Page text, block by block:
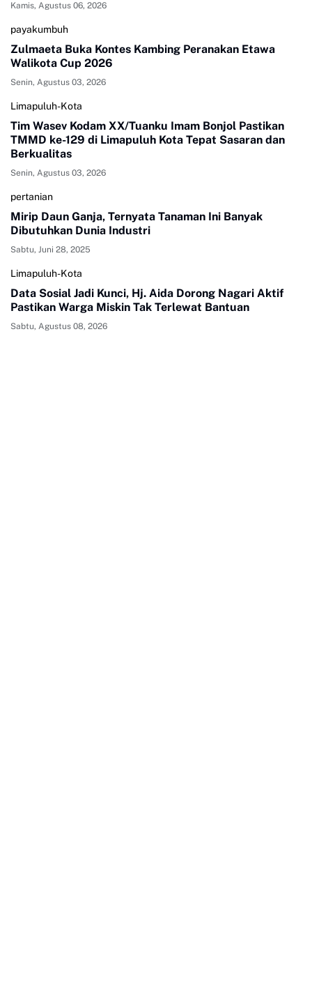
Kamis, Agustus 06, 2026
payakumbuh
Zulmaeta Buka Kontes Kambing Peranakan Etawa
Walikota Cup 2026
Senin, Agustus 03, 2026
Limapuluh-Kota
Tim Wasev Kodam XX/Tuanku Imam Bonjol Pastikan
TMMD ke-129 di Limapuluh Kota Tepat Sasaran dan
Berkualitas
Senin, Agustus 03, 2026
pertanian
Mirip Daun Ganja, Ternyata Tanaman Ini Banyak
Dibutuhkan Dunia Industri
Sabtu, Juni 28, 2025
Limapuluh-Kota
Data Sosial Jadi Kunci, Hj. Aida Dorong Nagari Aktif
Pastikan Warga Miskin Tak Terlewat Bantuan
Sabtu, Agustus 08, 2026